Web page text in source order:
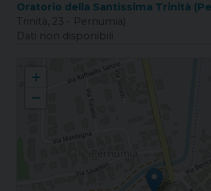
Oratorio della Santissima Trinità
Trinità, 23 - Pernumia)
Dati non disponibili
Pernumia S. Giustina Vergine Martire
+
−